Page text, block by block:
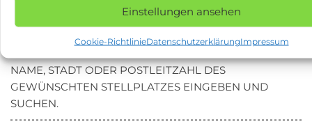
Einstellungen ansehen
Cookie-RichtlinieDatenschutzerklärungImpressum
Schlagwörter Stellplatz in 12526 Berlin
NAME, STADT ODER POSTLEITZAHL DES
GEWÜNSCHTEN STELLPLATZES EINGEBEN UND
SUCHEN.